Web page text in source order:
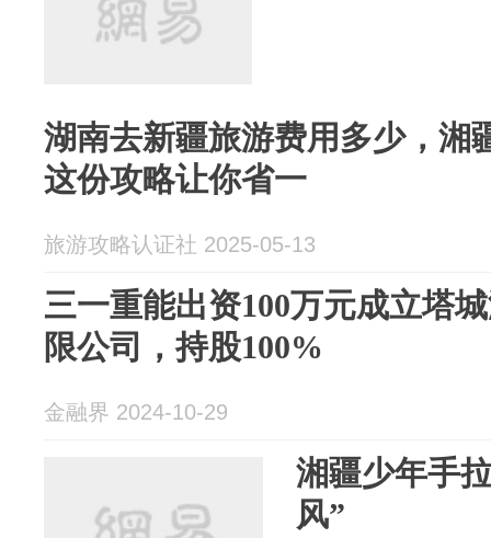
湖南去新疆旅游费用多少，湘
这份攻略让你省一
旅游攻略认证社 2025-05-13
三一重能出资100万元成立塔
限公司，持股100%
金融界 2024-10-29
湘疆少年手拉手 上演“最
风”